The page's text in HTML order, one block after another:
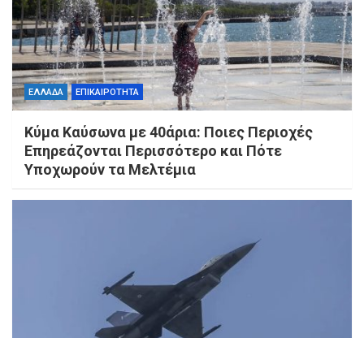
ΕΛΛΑΔΑ ΕΠΙΚΑΙΡΟΤΗΤΑ
Κύμα Καύσωνα με 40άρια: Ποιες Περιοχές
Επηρεάζονται Περισσότερο και Πότε
Υποχωρούν τα Μελτέμια